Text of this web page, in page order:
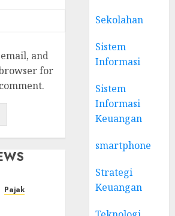
and
for
Pajak
Sekolahan
Sistem
Informasi
Sistem
Informasi
Keuangan
smartphone
Strategi
Keuangan